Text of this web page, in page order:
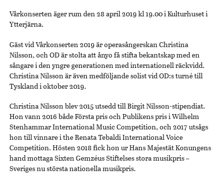
Vårkonserten äger rum den 28 april 2019 kl 19.00 i Kulturhuset i
Ytterjärna.
Gäst vid Vårkonserten 2019 är operasångerskan Christina
Nilsson, och OD är stolta att ånyo få stifta bekantskap med en
sångare i den yngre generationen med internationell räckvidd.
Christina Nilsson är även medföljande solist vid OD:s turné till
Tyskland i oktober 2019.
Christina Nilsson blev 2015 utsedd till Birgit Nilsson-stipendiat.
Hon vann 2016 både Första pris och Publikens pris i Wilhelm
Stenhammar International Music Competition, och 2017 utsågs
hon till vinnare i the Renata Tebaldi International Voice
Competition. Hösten 2018 fick hon ur Hans Majestät Konungens
hand mottaga Sixten Gemzéus Stiftelses stora musikpris –
Sveriges nu största nationella musikpris.